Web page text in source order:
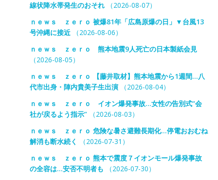
線状降水帯発生のおそれ（2026-08-07）
ｎｅｗｓ ｚｅｒｏ 被爆81年「広島原爆の日」▼台風13
号沖縄に接近（2026-08-06）
ｎｅｗｓ ｚｅｒｏ 熊本地震9人死亡の日本製紙会見
（2026-08-05）
ｎｅｗｓ ｚｅｒｏ 【藤井取材】熊本地震から1週間…八
代市出身・陣内貴美子生出演（2026-08-04）
ｎｅｗｓ ｚｅｒｏ イオン爆発事故…女性の告別式“会
社が戻るよう指示”（2026-08-03）
ｎｅｗｓ ｚｅｒｏ 危険な暑さ避難長期化…停電おおむね
解消も断水続く
（2026-07-31）
ｎｅｗｓ ｚｅｒｏ 熊本で震度７イオンモール爆発事故
の全容は…安否不明者も （2026-07-30）